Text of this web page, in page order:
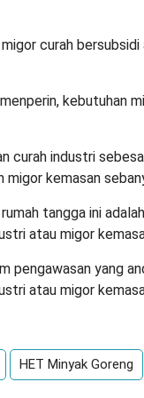
curah bersubsidi
kebutuhan
curah industri
kemasan
tangga ini
atau migor
pengawasan yang
atau migor
HET Minyak Goreng